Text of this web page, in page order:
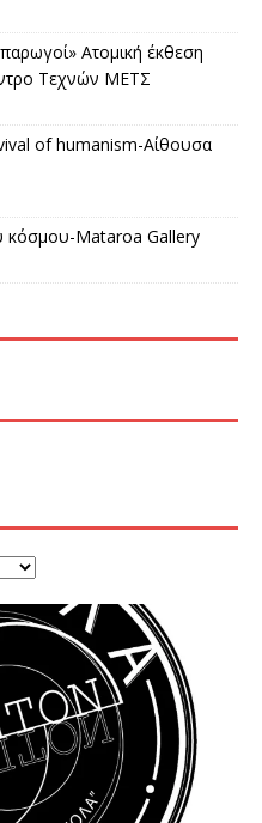
Ατομική έκθεση
Τεχνών ΜΕΤΣ
of humanism-Αίθουσα
κόσμου-Mataroa Gallery